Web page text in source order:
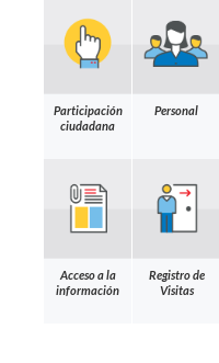
Participación
ciudadana
Personal
Acceso a la
información
Registro de
Visitas